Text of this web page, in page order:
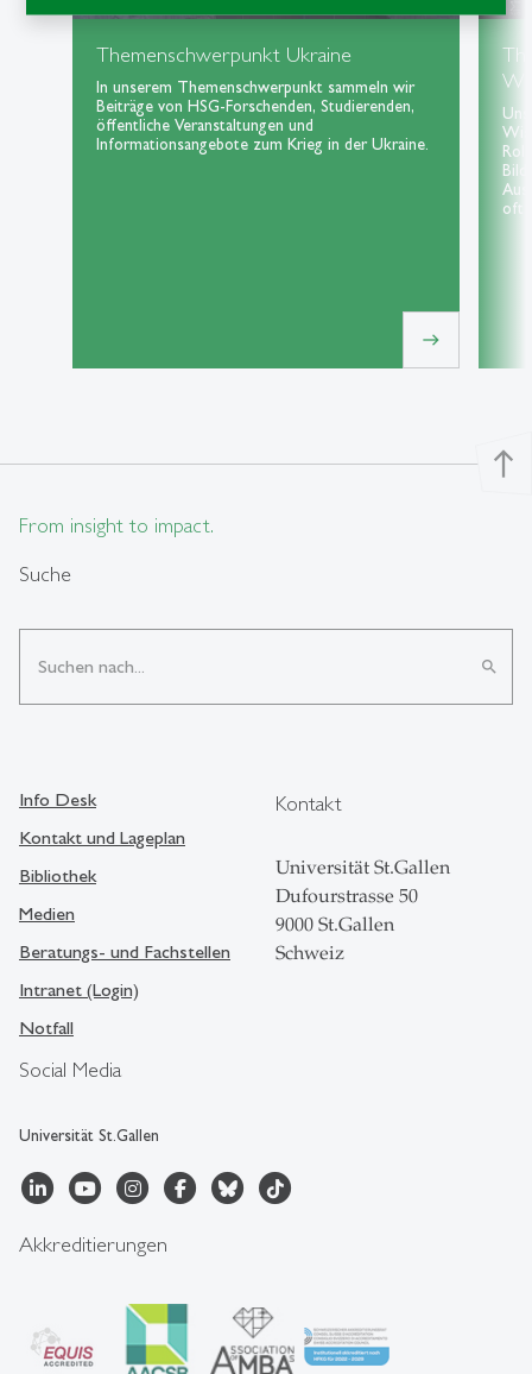
Themenschwerpunkt Ukraine
In unserem Themenschwerpunkt sammeln wir
Beiträge von HSG-Forschenden, Studierenden,
öffentliche Veranstaltungen und
Informationsangebote zum Krieg in der Ukraine.
east
oft
north
From insight to impact.
Suche
search
Social Media
Universität St.Gallen
Info Desk
Kontakt und Lageplan
Bibliothek
Medien
Beratungs- und Fachstellen
Intranet (Login)
Notfall
Kontakt
Universität St.Gallen
Dufourstrasse 50
9000 St.Gallen
Schweiz
Akkreditierungen